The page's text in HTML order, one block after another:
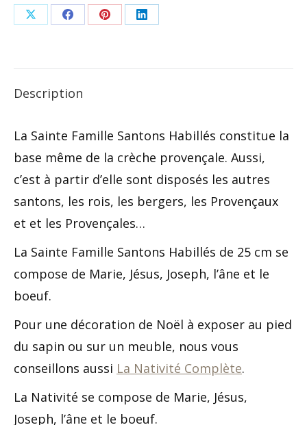
Sainte
5
pièces
Partager
X
Partager
Facebook
Partager
Pinterest
Partager
LinkedIn
Description
La Sainte Famille Santons Habillés constitue la
base même de la crèche provençale. Aussi,
c’est à partir d’elle sont disposés les autres
santons, les rois, les bergers, les Provençaux
et et les Provençales…
La Sainte Famille Santons Habillés de 25 cm se
compose de Marie, Jésus, Joseph, l’âne et le
boeuf.
Pour une décoration de Noël à exposer au pied
du sapin ou sur un meuble, nous vous
conseillons aussi La Nativité Complète.
La Nativité se compose de Marie, Jésus,
Joseph, l’âne et le boeuf.